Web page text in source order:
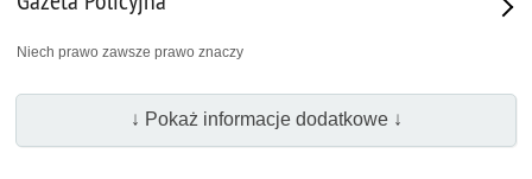
Niech prawo zawsze prawo znaczy
↓ Pokaż informacje dodatkowe ↓